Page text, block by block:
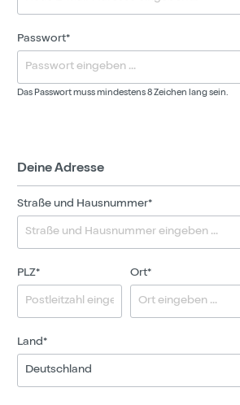
Passwort*
Das Passwort muss mindestens 8 Zeichen lang sein.
Deine Adresse
Straße und Hausnummer*
PLZ* Ort*
Land*